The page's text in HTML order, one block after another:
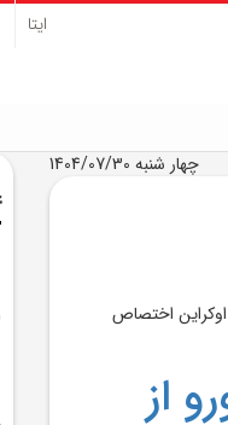
ایتا
چهار شنبه 1404/07/30
يورو از